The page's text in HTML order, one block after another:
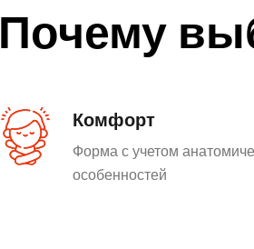
Почему
Комфорт
Форма с учетом
особенностей